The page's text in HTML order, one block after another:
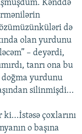
Kənddə
özümüzünküləri də
olan yurdunu
– deyərdi,
tanrı ona bu
doğma yurdunu
silinmişdi...
çoxlarını
o başına